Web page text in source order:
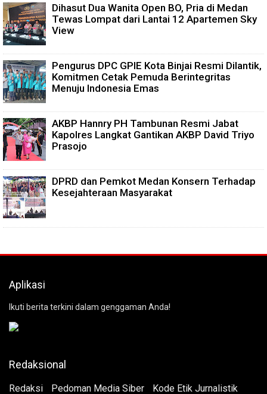
Dihasut Dua Wanita Open BO, Pria di Medan
Tewas Lompat dari Lantai 12 Apartemen Sky
View
Pengurus DPC GPIE Kota Binjai Resmi Dilantik,
Komitmen Cetak Pemuda Berintegritas
Menuju Indonesia Emas
AKBP Hannry PH Tambunan Resmi Jabat
Kapolres Langkat Gantikan AKBP David Triyo
Prasojo
DPRD dan Pemkot Medan Konsern Terhadap
Kesejahteraan Masyarakat
Aplikasi
Ikuti berita terkini dalam genggaman Anda!
Redaksional
Redaksi Pedoman Media Siber Kode Etik Jurnalistik